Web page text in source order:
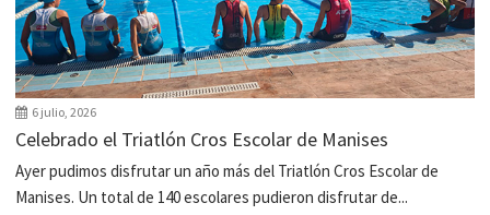
6 julio, 2026
Celebrado el Triatlón Cros Escolar de Manises
Ayer pudimos disfrutar un año más del Triatlón Cros Escolar de
Manises. Un total de 140 escolares pudieron disfrutar de...